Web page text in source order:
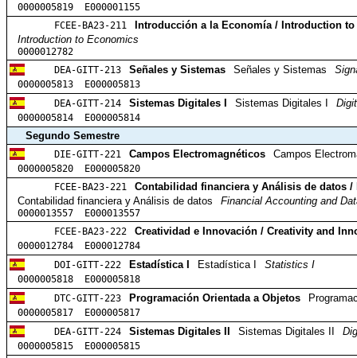
0000005819 E000001155
FCEE-BA23-211
Introducción a la Economía / Introduction
Introduction to Economics
0000012782
DEA-GITT-213
Señales y Sistemas Señales y Sistemas
0000005813 E000005813
DEA-GITT-214
Sistemas Digitales I Sistemas Digitales I
0000005814 E000005814
Segundo Semestre
DIE-GITT-221
Campos Electromagnéticos
Campos
0000005820 E000005820
FCEE-BA23-221
Contabilidad financiera y Análisis de datos
Contabilidad financiera y Análisis de datos
Financial Accounting and
0000013557 E000013557
FCEE-BA23-222
Creatividad e Innovación / Creativity and
0000012784 E000012784
DOI-GITT-222
Estadística I Estadística I
Statistics I
0000005818 E000005818
DTC-GITT-223
Programación Orientada a Objetos
0000005817 E000005817
DEA-GITT-224
Sistemas Digitales II Sistemas Digitales II
0000005815 E000005815